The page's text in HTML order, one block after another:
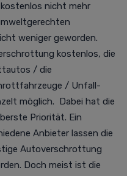
nicht mehr
weniger geworden.
kostenlos, die
/ die
/ Unfall-
möglich. Dabei hat die
Priorität. Ein
Anbieter lassen die
Autoverschrottung
Doch meist ist die